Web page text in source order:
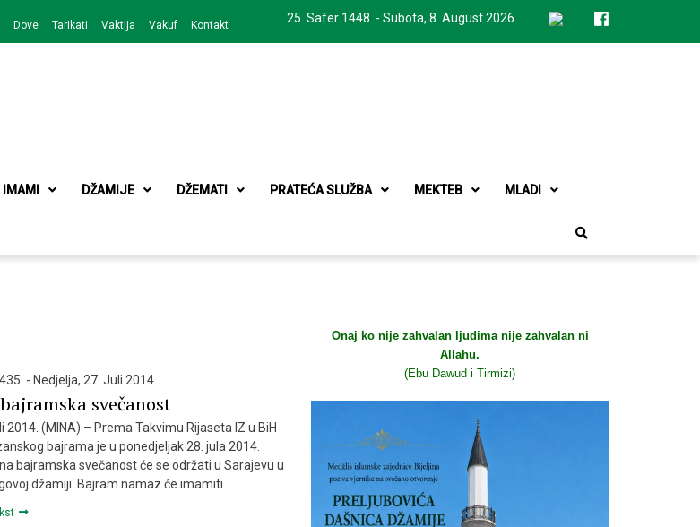
25. Safer 1448. - Subota, 8. August 2026.
Dove Tarikati Vaktija Vakuf Kontakt
Bijeljina
IMAMI DŽAMIJE DŽEMATI PRATEĆA SLUŽBA MEKTEB MLADI
- Nedjelja, 27. Juli 2014.
svečanost
2014. (MINA) – Prema Takvimu Rijaseta IZ u BiH
bajrama je u ponedjeljak 28. jula 2014.
bajramska svečanost će se održati u Sarajevu u
džamiji. Bajram namaz će imamiti…
Onaj ko nije zahvalan ljudima nije zahvalan ni
Allahu.
(Ebu Dawud i Tirmizi)